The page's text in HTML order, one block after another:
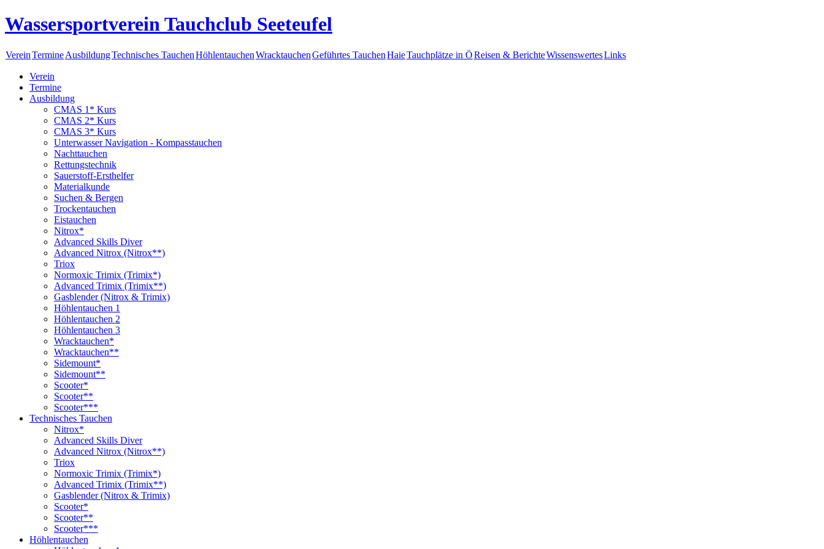
Wassersportverein Tauchclub Seeteufel
VereinTermineAusbildungTechnisches TauchenHöhlentauchenWracktauchenGeführtes TauchenHaieTauchplätze in ÖReisen & BerichteWissenswertesLinks
Verein
Termine
Ausbildung
CMAS 1* Kurs
CMAS 2* Kurs
CMAS 3* Kurs
Unterwasser Navigation - Kompasstauchen
Nachttauchen
Rettungstechnik
Sauerstoff-Ersthelfer
Materialkunde
Suchen & Bergen
Trockentauchen
Eistauchen
Nitrox*
Advanced Skills Diver
Advanced Nitrox (Nitrox**)
Triox
Normoxic Trimix (Trimix*)
Advanced Trimix (Trimix**)
Gasblender (Nitrox & Trimix)
Höhlentauchen 1
Höhlentauchen 2
Höhlentauchen 3
Wracktauchen*
Wracktauchen**
Sidemount*
Sidemount**
Scooter*
Scooter**
Scooter***
Technisches Tauchen
Nitrox*
Advanced Skills Diver
Advanced Nitrox (Nitrox**)
Triox
Normoxic Trimix (Trimix*)
Advanced Trimix (Trimix**)
Gasblender (Nitrox & Trimix)
Scooter*
Scooter**
Scooter***
Höhlentauchen